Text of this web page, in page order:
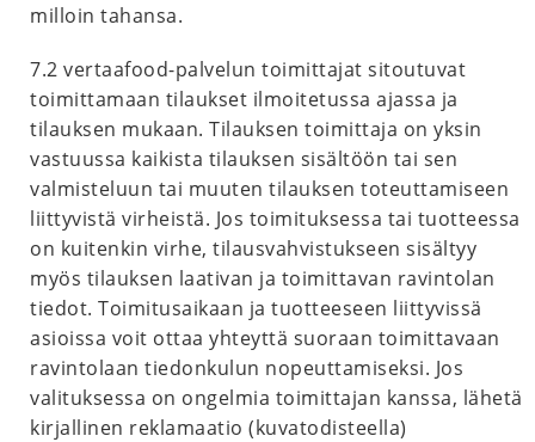
milloin tahansa.
7.2 vertaafood-palvelun toimittajat sitoutuvat
toimittamaan tilaukset ilmoitetussa ajassa ja
tilauksen mukaan. Tilauksen toimittaja on yksin
vastuussa kaikista tilauksen sisältöön tai sen
valmisteluun tai muuten tilauksen toteuttamiseen
liittyvistä virheistä. Jos toimituksessa tai tuotteessa
on kuitenkin virhe, tilausvahvistukseen sisältyy
myös tilauksen laativan ja toimittavan ravintolan
tiedot. Toimitusaikaan ja tuotteeseen liittyvissä
asioissa voit ottaa yhteyttä suoraan toimittavaan
ravintolaan tiedonkulun nopeuttamiseksi. Jos
valituksessa on ongelmia toimittajan kanssa, lähetä
kirjallinen reklamaatio (kuvatodisteella)